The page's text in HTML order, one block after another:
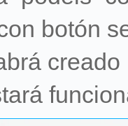
botón